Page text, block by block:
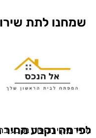
שמחנו לתת
לפי מה נקבע מחיר
מחיר ניקוי הספות נקבע